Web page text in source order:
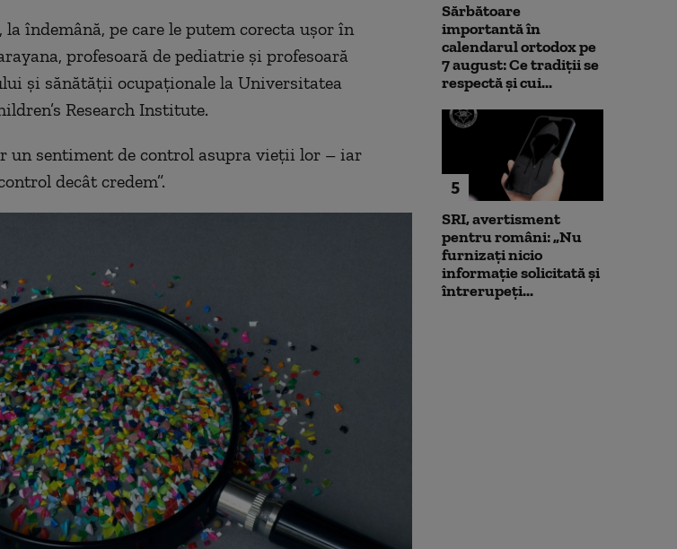
îndemână, pe care le putem corecta ușor în
profesoară de pediatrie și profesoară
și sănătății ocupaționale la Universitatea
Research Institute.
un sentiment de control asupra vieții lor – iar
decât credem”.
Sărbătoare
importantă în
calendarul ortodox pe
7 august: Ce tradiții se
respectă și cui...
5
SRI, avertisment
pentru români: „Nu
furnizați nicio
informație solicitată și
întrerupeți...